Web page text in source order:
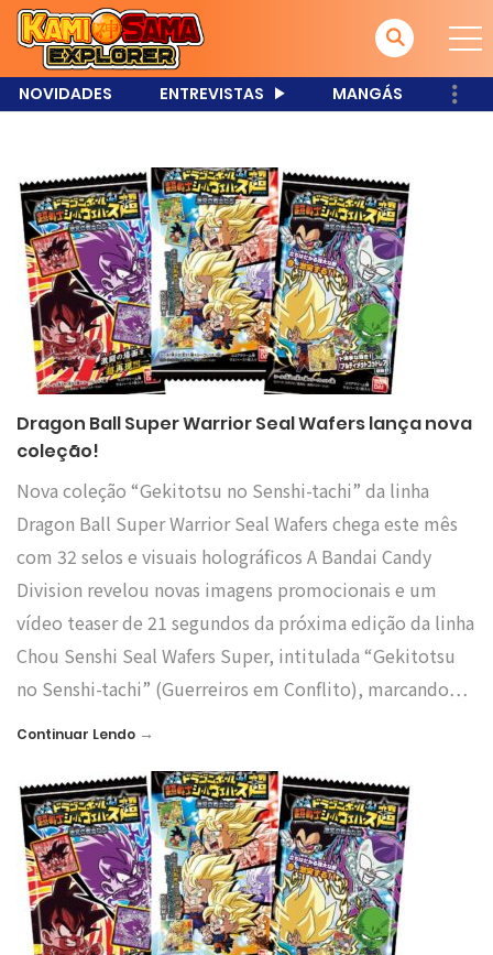
NOVIDADES ENTREVISTAS MANGÁS
Dragon Ball Super Warrior Seal Wafers lança nova
coleção!
Nova coleção “Gekitotsu no Senshi-tachi” da linha
Dragon Ball Super Warrior Seal Wafers chega este mês
com 32 selos e visuais holográficos A Bandai Candy
Division revelou novas imagens promocionais e um
vídeo teaser de 21 segundos da próxima edição da linha
Chou Senshi Seal Wafers Super, intitulada “Gekitotsu
no Senshi-tachi” (Guerreiros em Conflito), marcando…
Continuar Lendo →